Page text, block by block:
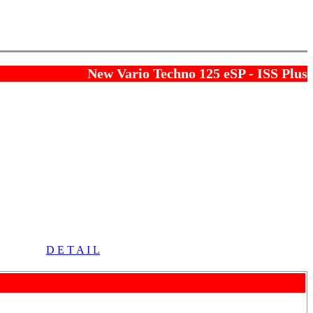
New Vario Techno 125 eSP - ISS Plus
D E T A I L